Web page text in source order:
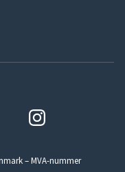
– MVA-nummer